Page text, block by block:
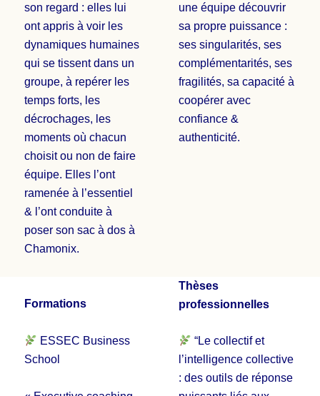
son regard : elles lui
ont appris à voir les
dynamiques humaines
qui se tissent dans un
groupe, à repérer les
temps forts, les
décrochages, les
moments où chacun
choisit ou non de faire
équipe. Elles l’ont
ramenée à l’essentiel
& l’ont conduite à
poser son sac à dos à
Chamonix.
une équipe découvrir
sa propre puissance :
ses singularités, ses
complémentarités, ses
fragilités, sa capacité à
coopérer avec
confiance &
authenticité.
Formations
ESSEC Business
School
Thèses
professionnelles
“Le collectif et
l’intelligence collective
: des outils de réponse